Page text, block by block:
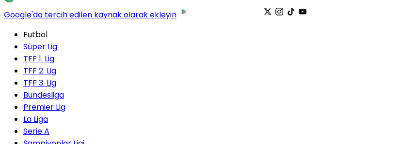
Google'da tercih edilen kaynak olarak ekleyin
Futbol
Süper Lig
TFF 1. Lig
TFF 2. Lig
TFF 3. Lig
Bundesliga
Premier Lig
La Liga
Serie A